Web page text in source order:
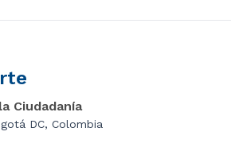
Ciudadanía
DC, Colombia